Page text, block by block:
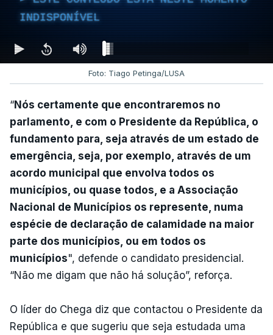
INDISPONÍVEL
Foto: Tiago Petinga/LUSA
“Nós certamente que encontraremos no
parlamento, e com o Presidente da República, o
fundamento para, seja através de um estado de
emergência, seja, por exemplo, através de um
acordo municipal que envolva todos os
municípios, ou quase todos, e a Associação
Nacional de Municípios os represente, numa
espécie de declaração de calamidade na maior
parte dos municípios, ou em todos os
municípios", defende o candidato presidencial.
“Não me digam que não há solução”, reforça.
O líder do Chega diz que contactou o Presidente da
República e que sugeriu que seja estudada uma